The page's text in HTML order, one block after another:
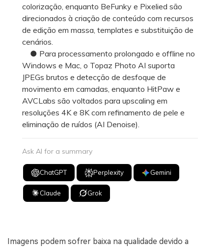
colorização, enquanto BeFunky e Pixelied são
direcionados à criação de conteúdo com recursos
de edição em massa, templates e substituição de
cenários.
● Para processamento prolongado e offline no
Windows e Mac, o Topaz Photo AI suporta
JPEGs brutos e detecção de desfoque de
movimento em camadas, enquanto HitPaw e
AVCLabs são voltados para upscaling em
resoluções 4K e 8K com refinamento de pele e
eliminação de ruídos (AI Denoise).
Ask AI for a summary
ChatGPT Perplexity Gemini
Claude Grok
Imagens podem sofrer baixa na qualidade devido a